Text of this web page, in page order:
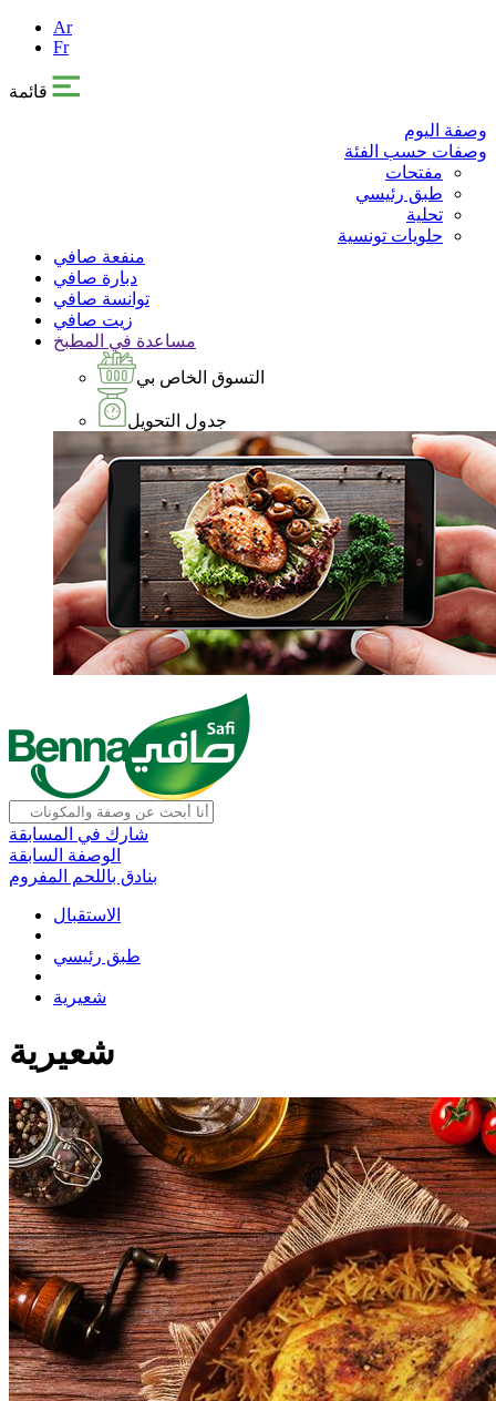
Ar
Fr
قائمة
وصفة اليوم
وصفات حسب الفئة
مفتحات
طبق رئيسي
تحلية
حلويات تونسية
منفعة صافي
دبارة صافي
توانسة صافي
زيت صافي
مساعدة في المطبخ
التسوق الخاص بي
جدول التحويل
شارك في المسابقة
الوصفة السابقة
بنادق باللحم المفروم
الاستقبال
طبق رئيسي
شعيرية
شعيرية